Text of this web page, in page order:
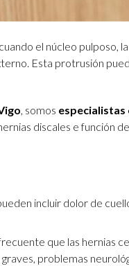
el núcleo pulposo,
Esta protrusión
, somos especialistas
discales e función
incluir dolor de
que las hernias
problemas